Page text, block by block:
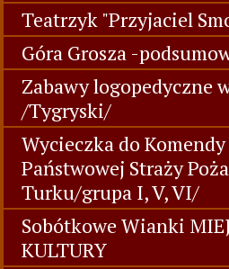
Teatrzyk "Przyjaciel
Góra Grosza -
Zabawy logopedyczne
/Tygryski/
Wycieczka do
Państwowej Straży
Turku/grupa I, V, VI/
Sobótkowe Wianki
KULTURY